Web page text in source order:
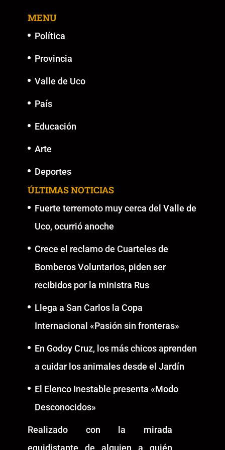
MENU
Política
Provincia
Valle de Uco
País
Educación
Arte
Deportes
ÚLTIMAS NOTICIAS
Fuerte terremoto muy cerca del Valle de
Uco, ocurrió anoche
Crece el reclamo de Cuarteles de
Bomberos Voluntarios, piden ser
recibidos por la ministra Rus
Llega a San Carlos la Copa
Internacional «Pasión sin fronteras»
En Godoy Cruz, los más chicos aprenden
a cuidar los animales desde el Jardín
El Elenco Inestable presenta «Modo
Desconocidos»
Realizado con la mirada